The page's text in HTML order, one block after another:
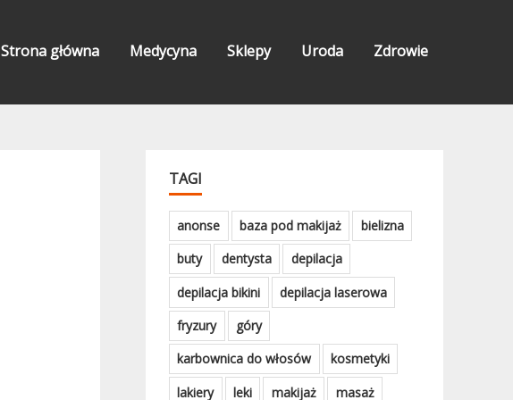
Strona główna Medycyna Sklepy Uroda Zdrowie
TAGI
anonse baza pod makijaż
bielizna
buty
dentysta
depilacja
depilacja bikini
depilacja laserowa
fryzury
góry
karbownica do włosów
kosmetyki
lakiery
leki makijaż
masaż